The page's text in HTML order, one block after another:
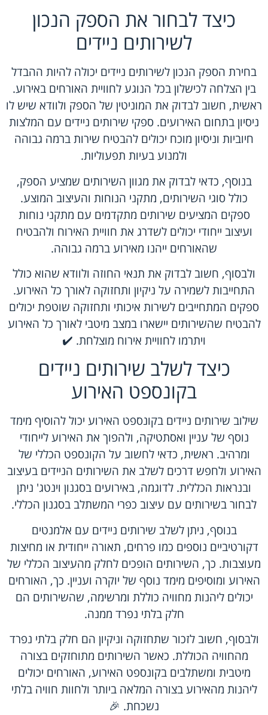
כיצד לבחור את הספק הנכון
לשירותים ניידים
בחירת הספק הנכון לשירותים ניידים יכולה להיות ההבדל
בין הצלחה לכישלון בכל הנוגע לחוויית האורחים באירוע.
ראשית, חשוב לבדוק את המוניטין של הספק ולוודא שיש לו
ניסיון בתחום האירועים. ספקי שירותים ניידים עם המלצות
חיוביות וניסיון מוכח יכולים להבטיח שירות ברמה גבוהה
ולמנוע בעיות תפעוליות.
בנוסף, כדאי לבדוק את מגוון השירותים שמציע הספק,
כולל סוגי השירותים, מתקני הנוחות והעיצוב המוצע.
ספקים המציעים שירותים מתקדמים עם מתקני נוחות
ועיצוב ייחודי יכולים לשדרג את חוויית האירוח ולהבטיח
שהאורחים ייהנו מאירוע ברמה גבוהה.
ולבסוף, חשוב לבדוק את תנאי החוזה ולוודא שהוא כולל
התחייבות לשמירה על ניקיון ותחזוקה לאורך כל האירוע.
ספקים המתחייבים לשירות איכותי ותחזוקה שוטפת יכולים
להבטיח שהשירותים יישארו במצב מיטבי לאורך כל האירוע
ויתרמו לחוויית אירוח מוצלחת. ✔️
כיצד לשלב שירותים ניידים
בקונספט האירוע
שילוב שירותים ניידים בקונספט האירוע יכול להוסיף מימד
נוסף של עניין ואסתטיקה, ולהפוך את האירוע לייחודי
ומרהיב. ראשית, כדאי לחשוב על הקונספט הכללי של
האירוע ולחפש דרכים לשלב את השירותים הניידים בעיצוב
ובנראות הכללית. לדוגמה, באירועים בסגנון וינטג' ניתן
לבחור בשירותים עם עיצוב כפרי המשתלב בסגנון הכללי.
בנוסף, ניתן לשלב שירותים ניידים עם אלמנטים
דקורטיביים נוספים כמו פרחים, תאורה ייחודית או מחיצות
מעוצבות. כך, השירותים הופכים לחלק מהעיצוב הכללי של
האירוע ומוסיפים מימד נוסף של יוקרה ועניין. כך, האורחים
יכולים ליהנות מחוויה כוללת ומרשימה, שהשירותים הם
חלק בלתי נפרד ממנה.
ולבסוף, חשוב לזכור שתחזוקה וניקיון הם חלק בלתי נפרד
מהחוויה הכוללת. כאשר השירותים מתוחזקים בצורה
מיטבית ומשתלבים בקונספט האירוע, האורחים יכולים
ליהנות מהאירוע בצורה המלאה ביותר ולחוות חוויה בלתי
נשכחת. 🎉